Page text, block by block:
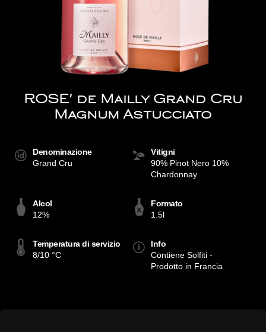
ROSE' de Mailly Grand Cru
Magnum Astucciato
Denominazione
Grand Cru
Vitigni
90% Pinot Nero 10%
Chardonnay
Alcol
12%
Formato
1.5l
Temperatura di servizio
8/10 °C
Info
Contiene Solfiti -
Prodotto in Francia